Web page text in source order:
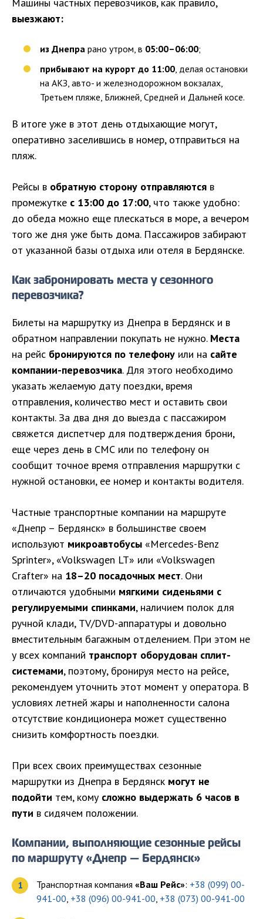
выезжают:
из Днепра рано утром, в 05:00–06:00;
прибывают на курорт до 11:00, делая остановки
на АКЗ, авто- и железнодорожном вокзалах,
Третьем пляже, Ближней, Средней и Дальней косе.
В итоге уже в этот день отдыхающие могут,
оперативно заселившись в номер, отправиться на
пляж.
Рейсы в обратную сторону отправляются в
промежутке с 13:00 до 17:00, что также удобно:
до обеда можно еще плескаться в море, а вечером
того же дня уже быть дома. Пассажиров забирают
от указанной базы отдыха или отеля в Бердянске.
Как забронировать места у сезонного
перевозчика?
Билеты на маршрутку из Днепра в Бердянск и в
обратном направлении покупать не нужно. Места
на рейс бронируются по телефону или на сайте
компании-перевозчика. Для этого необходимо
указать желаемую дату поездки, время
отправления, количество мест и оставить свои
контакты. За два дня до выезда с пассажиром
свяжется диспетчер для подтверждения брони,
еще через день в СМС или по телефону он
сообщит точное время отправления маршрутки с
нужной остановки, ее номер и контакты водителя.
Частные транспортные компании на маршруте
«Днепр – Бердянск» в большинстве своем
используют микроавтобусы «Mercedes-Benz
Sprinter», «Volkswagen LT» или «Volkswagen
Crafter» на 18–20 посадочных мест. Они
отличаются удобными мягкими сиденьями с
регулируемыми спинками, наличием полок для
ручной клади, TV/DVD-аппаратуры и довольно
вместительным багажным отделением. При этом не
у всех компаний транспорт оборудован сплит-
системами, поэтому, бронируя место на рейсе,
рекомендуем уточнить этот момент у оператора. В
условиях летней жары и наполненности салона
отсутствие кондиционера может существенно
снизить комфортность поездки.
При всех своих преимуществах сезонные
маршрутки из Днепра в Бердянск могут не
подойти тем, кому сложно выдержать 6 часов в
пути в сидячем положении.
Компании, выполняющие сезонные рейсы
по маршруту «Днепр — Бердянск»
Транспортная компания «Ваш Рейс»: +38 (099) 00-
941-00, +38 (096) 00-941-00, +38 (073) 00-941-00